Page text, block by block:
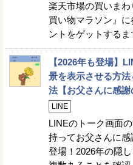
楽天市場の買いま
買い物マラソン』
ントをゲットする
【2026年も登場】
景を表示させる方
法【お父さんに感謝
LINE
LINEのトーク画面
持ってお父さんに
登場！2026年の隠